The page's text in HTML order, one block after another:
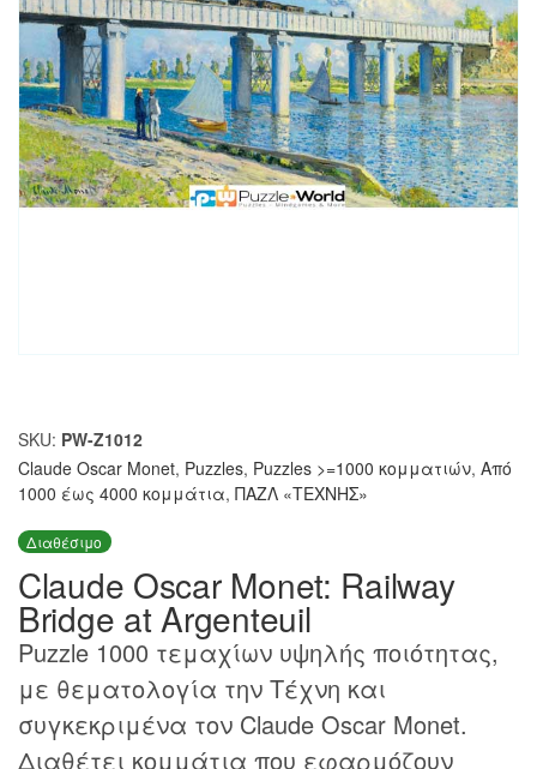
SKU: PW-Z1012
Claude Oscar Monet, Puzzles, Puzzles >=1000 κομματιών, Από
1000 έως 4000 κομμάτια, ΠΑΖΛ «ΤΕΧΝΗΣ»
Διαθέσιμο
Claude Oscar Monet: Railway
Bridge at Argenteuil
Puzzle 1000 τεμαχίων υψηλής ποιότητας,
με θεματολογία την Τέχνη και
συγκεκριμένα τον Claude Oscar Monet.
Διαθέτει κομμάτια που εφαρμόζουν